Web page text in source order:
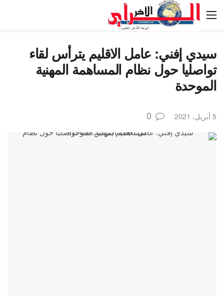
سيدي إفني: عامل الاقليم يترأس لقاء
تواصليا حول نظام المساهمة المهنية
الموحدة
5 أبريل، 2021 0